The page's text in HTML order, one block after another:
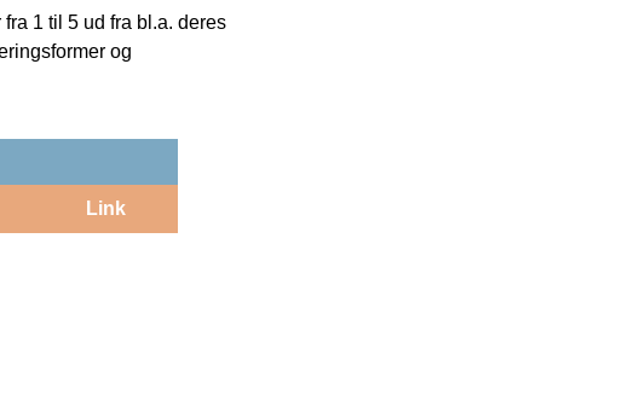
1 til 5 ud fra bl.a. deres
og
Link